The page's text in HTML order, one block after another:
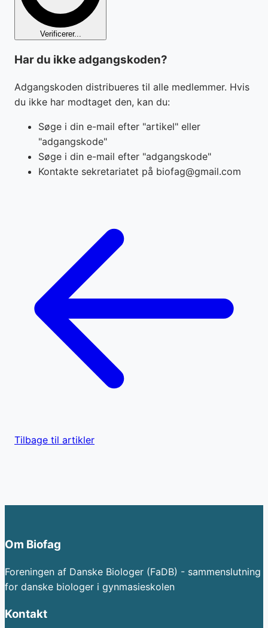
Verificerer...
Har du ikke adgangskoden?
Adgangskoden distribueres til alle medlemmer. Hvis
du ikke har modtaget den, kan du:
Søge i din e-mail efter "artikel" eller
"adgangskode"
Søge i din e-mail efter "adgangskode"
Kontakte sekretariatet på biofag@gmail.com
Tilbage til artikler
Om Biofag
Foreningen af Danske Biologer (FaDB) - sammenslutning
for danske biologer i gynmasieskolen
Kontakt